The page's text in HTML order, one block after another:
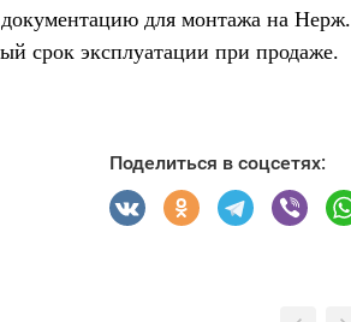
документацию для монтажа на Нерж.
срок эксплуатации при продаже.
Поделиться в соцсетях: